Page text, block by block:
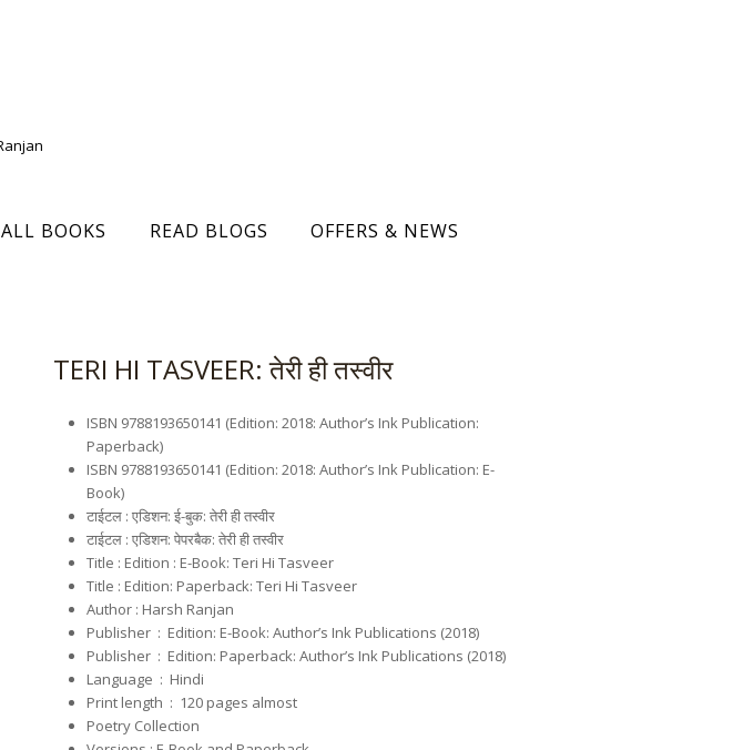
ALL BOOKS READ BLOGS OFFERS & NEWS
TERI HI TASVEER: तेरी ही तस्वीर
ISBN 9788193650141 (Edition: 2018: Author’s Ink Publication:
Paperback)
ISBN 9788193650141 (Edition: 2018: Author’s Ink Publication: E-
Book)
टाईटल : एडिशन: ई-बुक: तेरी ही तस्वीर
टाईटल : एडिशन: पेपरबैक: तेरी ही तस्वीर
Title : Edition : E-Book: Teri Hi Tasveer
Title : Edition: Paperback: Teri Hi Tasveer
Author : Harsh Ranjan
Publisher ‏ : ‎ Edition: E-Book: Author’s Ink Publications (2018)
Publisher ‏ : ‎ Edition: Paperback: Author’s Ink Publications (2018)
Language ‏ : ‎ Hindi
Print length ‏ : ‎ 120 pages almost
Poetry Collection